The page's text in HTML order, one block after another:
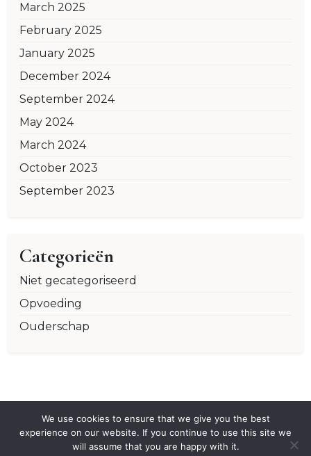
March 2025
February 2025
January 2025
December 2024
September 2024
May 2024
March 2024
October 2023
September 2023
Categorieën
Niet gecategoriseerd
Opvoeding
Ouderschap
We use cookies to ensure that we give you the best
experience on our website. If you continue to use this site we
will assume that you are happy with it.